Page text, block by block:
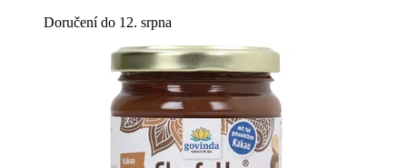
Doručení do 12. srpna